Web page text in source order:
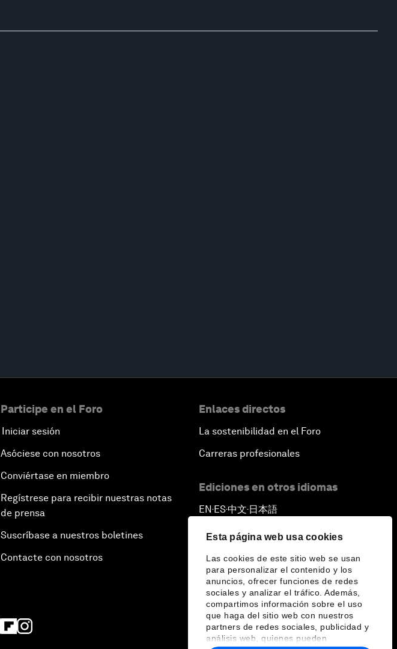
Esta página web usa cookies
Las cookies de este sitio web se usan
para personalizar el contenido y los
anuncios, ofrecer funciones de redes
sociales y analizar el tráfico. Además,
compartimos información sobre el uso
que haga del sitio web con nuestros
partners de redes sociales, publicidad y
análisis web, quienes pueden
Participe en el Foro
Iniciar sesión
Asóciese con nosotros
Conviértase en miembro
Regístrese para recibir nuestras notas
de prensa
Suscríbase a nuestros boletines
Contacte con nosotros
Enlaces directos
La sostenibilidad en el Foro
Carreras profesionales
Ediciones en otros idiomas
EN ▪ES▪中文▪ 日本語